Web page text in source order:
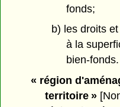
fonds;
b) les droits
à la
bien-
« région
territoire »